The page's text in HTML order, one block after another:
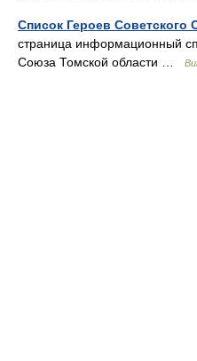
Список Героев Советского
страница информационный
Союза Томской области …